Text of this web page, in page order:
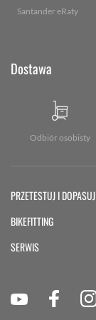
Santander eRaty
Dostawa
Odbiór osobisty
PRZETESTUJ I DOPASUJ
BIKEFITTING
SERWIS